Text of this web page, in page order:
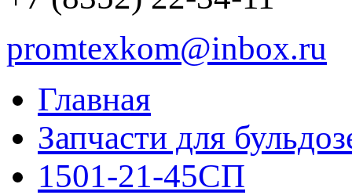
promtexkom@inbox.ru
Главная
Запчасти для
1501-21-45СП